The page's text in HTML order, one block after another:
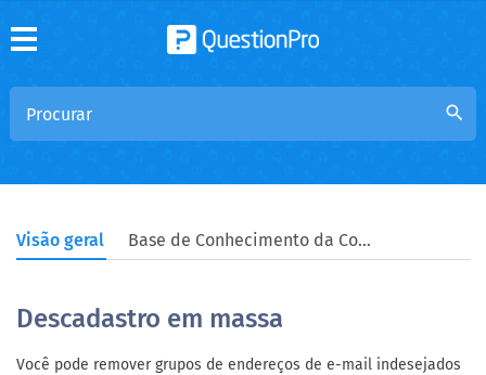
search
Visão geral Base de Conhecimento da Comunidade
Descadastro em massa
Você pode remover grupos de endereços de e-mail indesejados